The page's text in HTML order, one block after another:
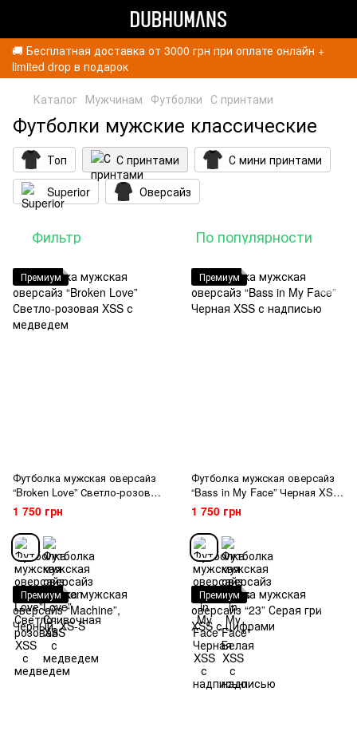
🚚 Бесплатная доставка от 3000 грн при оплате онлайн +
limited drop в подарок
Каталог Мужчинам Футболки С принтами
Футболки мужские классические
Топ С принтами
С мини принтами
Superior
Оверсайз
Фильтр По популярности
Премиум
Футболка мужская оверсайз
“Broken Love” Светло-розовая
XSS с медведем
1 750 грн
Премиум
Футболка мужская оверсайз
“Bass in My Face” Черная XSS
с надписью
1 750 грн
Премиум Премиум